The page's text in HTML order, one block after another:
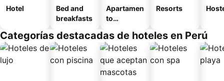
Hotel
Bed and
breakfasts
Apartamen
to
o
Resorts
Categorías destacadas de hoteles en Perú